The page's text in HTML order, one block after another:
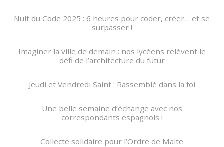
Nuit du Code 2025 : 6 heures pour coder, créer… et se
surpasser !
Imaginer la ville de demain : nos lycéens relèvent le
défi de l’architecture du futur
Jeudi et Vendredi Saint : Rassemblé dans la foi
Une belle semaine d’échange avec nos
correspondants espagnols !
Collecte solidaire pour l’Ordre de Malte